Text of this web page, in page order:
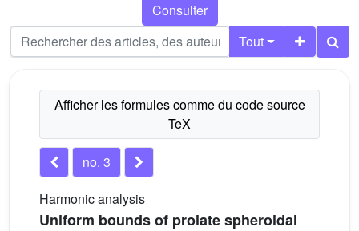
Consulter
Tout
no. 3
Harmonic analysis
Uniform bounds of prolate spheroidal